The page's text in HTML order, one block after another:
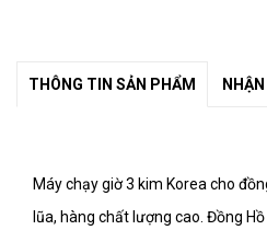
THÔNG TIN SẢN PHẨM
Máy chạy giờ 3 kim Korea cho
lũa, hàng chất lượng cao. Đồng Hồ